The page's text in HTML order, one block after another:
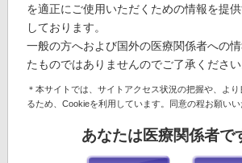
脳SPECT検査説明用下敷き
を適正にご使用いただくための情報を提
しております。
一般の方へおよび国外の医療関係者への
たものではありませんのでご了承ください
＊本サイトでは、サイトアクセス状況の把握や、よ
るため、Cookieを利用しています。同意の程お願いい
あなたは医療関係者で